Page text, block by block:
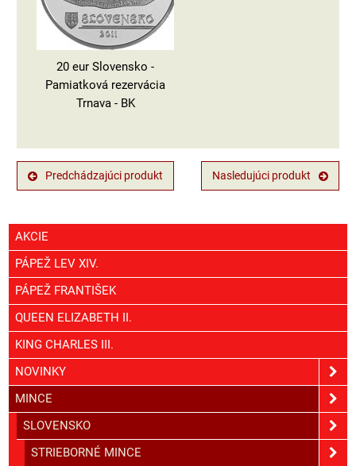
20 eur Slovensko -
Pamiatková rezervácia
Trnava - BK
Predchádzajúci produkt Nasledujúci produkt
AKCIE
PÁPEŽ LEV XIV.
PÁPEŽ FRANTIŠEK
QUEEN ELIZABETH II.
KING CHARLES III.
NOVINKY
MINCE
SLOVENSKO
STRIEBORNÉ MINCE